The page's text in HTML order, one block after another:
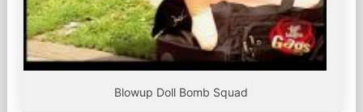
Blowup Doll Bomb Squad